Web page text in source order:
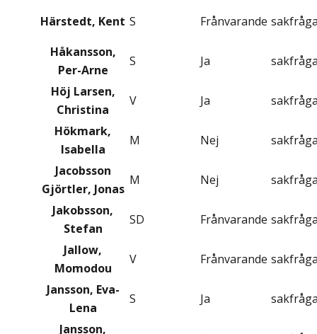
Härstedt, Kent S Frånvarande
Håkansson,
Per-Arne
S Ja
Höj Larsen,
Christina
V Ja
Hökmark,
Isabella
M Nej
Jacobsson
Gjörtler, Jonas
M Nej
Jakobsson,
Stefan
SD Frånvarande
Jallow,
Momodou
V Frånvarande
Jansson, Eva-
Lena
S Ja
Jansson,